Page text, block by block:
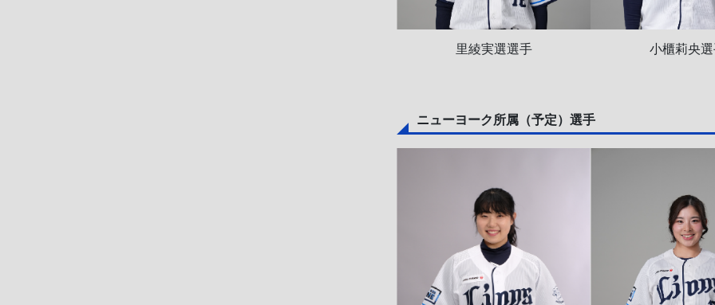
里綾実選選手 小櫃莉央
ニューヨーク所属（予定）選手